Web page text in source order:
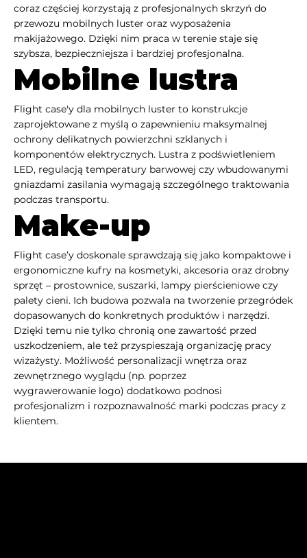
coraz częściej korzystają z profesjonalnych skrzyń do
przewozu mobilnych luster oraz wyposażenia
makijażowego. Dzięki nim praca w terenie staje się
szybsza, bezpieczniejsza i bardziej profesjonalna.
Mobilne lustra
Flight case'y dla mobilnych luster to konstrukcje
zaprojektowane z myślą o zapewnieniu maksymalnej
ochrony delikatnych powierzchni szklanych i
komponentów elektrycznych. Lustra z podświetleniem
LED, regulacją temperatury barwowej czy wbudowanymi
gniazdami zasilania wymagają szczególnego traktowania
podczas transportu.
Make-up
Flight case’y doskonale sprawdzają się jako kompaktowe i
ergonomiczne kufry na kosmetyki, akcesoria oraz drobny
sprzęt – prostownice, suszarki, lampy pierścieniowe czy
palety cieni. Ich budowa pozwala na tworzenie przegródek
dopasowanych do konkretnych produktów i narzędzi.
Dzięki temu nie tylko chronią one zawartość przed
uszkodzeniem, ale też przyspieszają organizację pracy
wizażysty. Możliwość personalizacji wnętrza oraz
zewnętrznego wyglądu (np. poprzez
wygrawerowanie logo) dodatkowo podnosi
profesjonalizm i rozpoznawalność marki podczas pracy z
klientem.